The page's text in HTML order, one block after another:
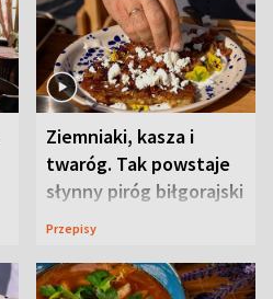
Ziemniaki, kasza i
twaróg. Tak powstaje
słynny piróg biłgorajski
Przepisy